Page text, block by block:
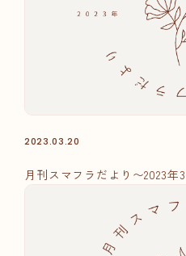
2023.03.20
月刊スマフラだより〜2023年